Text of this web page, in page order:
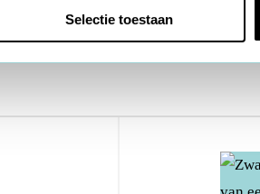
Selectie toestaan